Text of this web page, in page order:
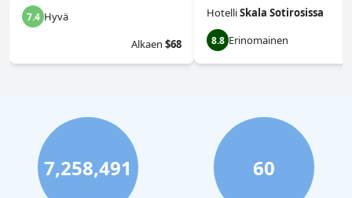
7.4 Hyvä
Alkaen $68
HotelliSkala Sotirosissa
8.8 Erinomainen
7,258,491 60